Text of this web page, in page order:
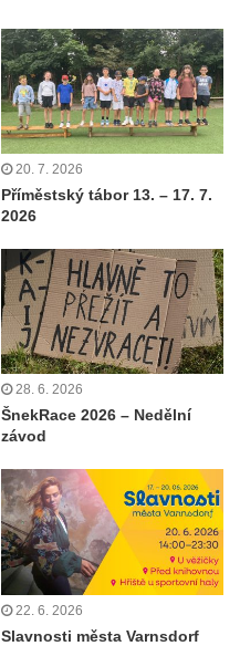
20. 7. 2026
Příměstský tábor 13. – 17. 7.
2026
28. 6. 2026
ŠnekRace 2026 – Nedělní
závod
22. 6. 2026
Slavnosti města Varnsdorf